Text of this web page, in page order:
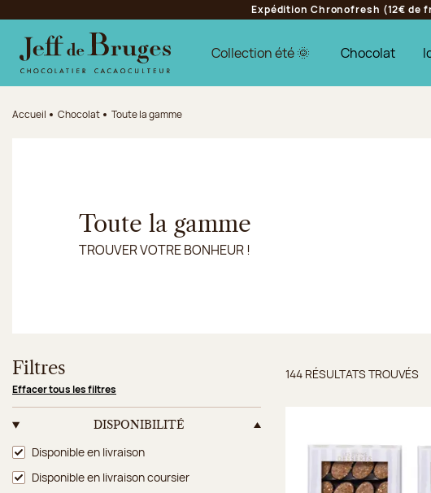
Aller au contenu principal
Aller au pied de page
Expédition Chronofresh (12€ de
Collection été 🌞 Chocolat
Accueil Chocolat Toute la gamme
Toute la gamme
TROUVER VOTRE BONHEUR !
Filtres
Effacer tous les filtres
DISPONIBILITÉ
Disponibilité
Disponible en livraison
Disponible en livraison coursier
Résultats
144 RÉSULTATS TROUVÉS